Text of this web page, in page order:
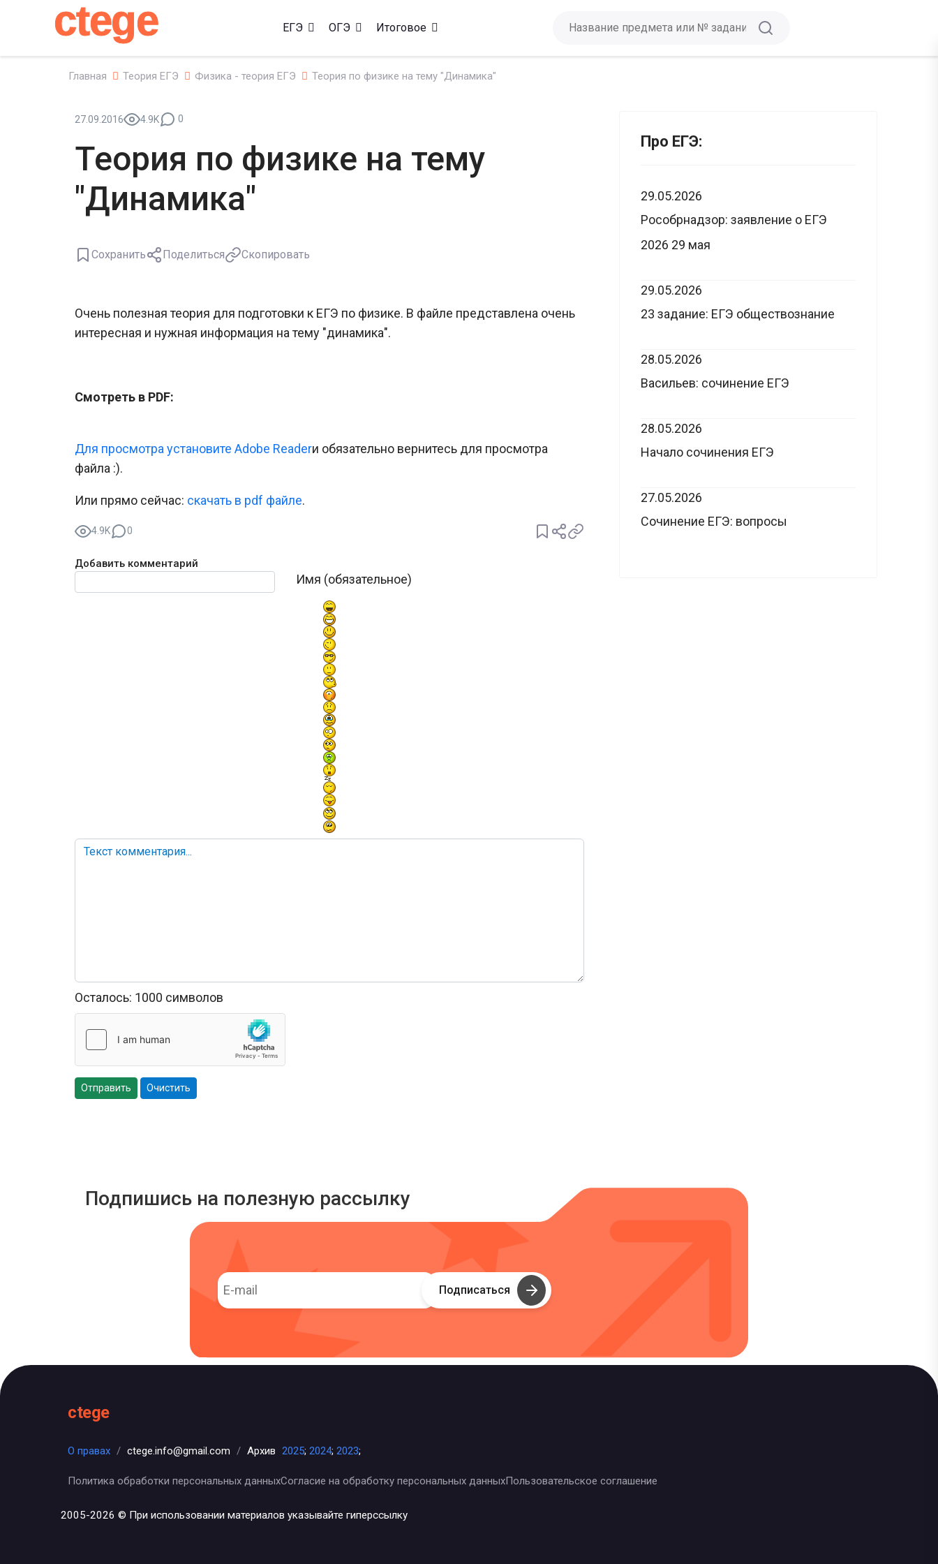
ctege ЕГЭ ОГЭ Итоговое
Главная Теория ЕГЭ Физика - теория ЕГЭ Теория по физике на тему "Динамика"
27.09.2016 4.9K 0
Теория по физике на тему
"Динамика"
Сохранить Поделиться Скопировать
Очень полезная теория для подготовки к ЕГЭ по физике. В файле представлена очень
интересная и нужная информация на тему "динамика".
Смотреть в PDF:
Для просмотра установите Adobe Readerи обязательно вернитесь для просмотра
файла :).
Или прямо сейчас: cкачать в pdf файле.
4.9K 0
Добавить комментарий
Имя (обязательное)
Текст комментария
Осталось: 1000 символов
Отправить Очистить
Про ЕГЭ:
29.05.2026
Рособрнадзор: заявление о ЕГЭ
2026 29 мая
29.05.2026
23 задание: ЕГЭ обществознание
28.05.2026
Васильев: сочинение ЕГЭ
28.05.2026
Начало сочинения ЕГЭ
27.05.2026
Сочинение ЕГЭ: вопросы
Подпишись на полезную рассылку
Подписаться
ctege
О правах / ctege.info@gmail.com / Архив 2025; 2024; 2023;
Политика обработки персональных данныхСогласие на обработку персональных данныхПользовательское соглашение
2005-2026 © При использовании материалов указывайте гиперссылку